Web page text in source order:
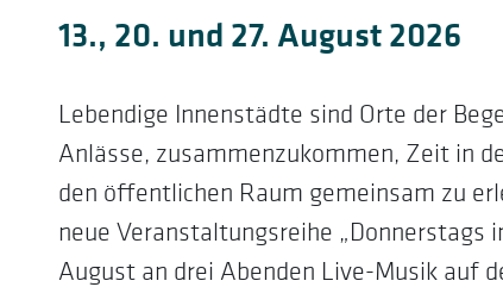
13., 20. und 27. August 2026
Lebendige Innenstädte sind Orte der
Anlässe, zusammenzukommen, Zeit in
den öffentlichen Raum gemeinsam zu
neue Veranstaltungsreihe „Donnerstags
August an drei Abenden Live-Musik auf